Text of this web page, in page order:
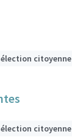
citoyenne
citoyenne